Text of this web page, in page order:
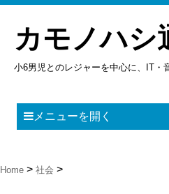
カモノハシ
小6男児とのレジャーを中心に、IT・
メニューを開く
Home 社会